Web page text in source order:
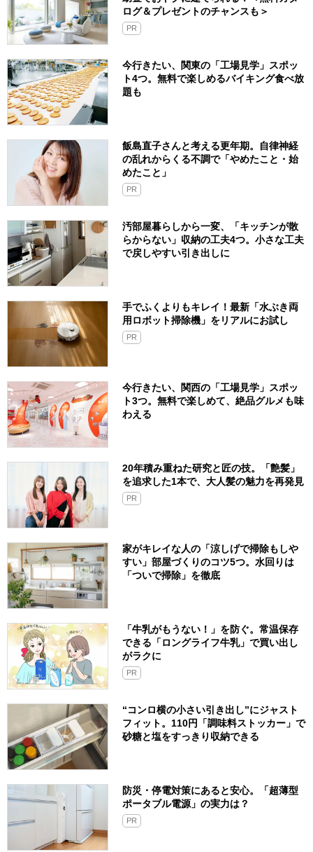
ログ＆プレゼントのチャンスも＞
PR
今行きたい、関東の「工場見学」スポッ
ト4つ。無料で楽しめるバイキング食べ放
題も
飯島直子さんと考える更年期。自律神経
の乱れからくる不調で「やめたこと・始
めたこと」
PR
汚部屋暮らしから一変、「キッチンが散
らからない」収納の工夫4つ。小さな工夫
で戻しやすい引き出しに
手でふくよりもキレイ！最新「水ぶき両
用ロボット掃除機」をリアルにお試し
PR
今行きたい、関西の「工場見学」スポッ
ト3つ。無料で楽しめて、絶品グルメも味
わえる
20年積み重ねた研究と匠の技。「艶髪」
を追求した1本で、大人髪の魅力を再発見
PR
家がキレイな人の「涼しげで掃除もしや
すい」部屋づくりのコツ5つ。水回りは
「ついで掃除」を徹底
「牛乳がもうない！」を防ぐ。常温保存
できる「ロングライフ牛乳」で買い出し
がラクに
PR
“コンロ横の小さい引き出し”にジャスト
フィット。110円「調味料ストッカー」で
砂糖と塩をすっきり収納できる
防災・停電対策にあると安心。「超薄型
ポータブル電源」の実力は？​
PR